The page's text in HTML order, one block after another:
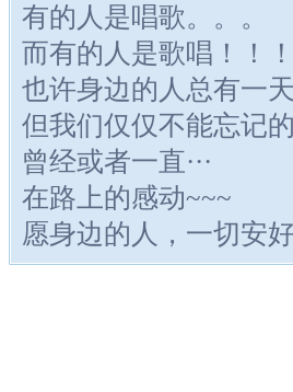
有的人是唱歌。。。
而有的人是歌唱！！！
也许身边的人总有一
但我们仅仅不能忘记
曾经或者一直···
在路上的感动~~~
愿身边的人，一切安